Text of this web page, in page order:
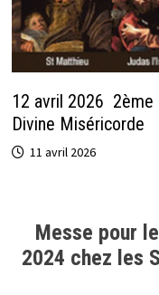
12 avril 2026 2ème
Divine Miséricorde
11 avril 2026
Messe pour
2024 chez les